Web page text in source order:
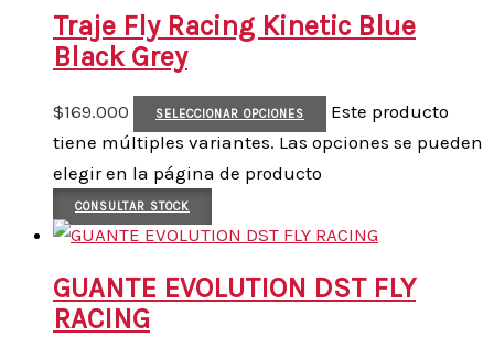
Traje Fly Racing Kinetic Blue
Black Grey
$169.000 SELECCIONAR OPCIONES
Este producto
tiene múltiples variantes. Las opciones se pueden
elegir en la página de producto
CONSULTAR STOCK
GUANTE EVOLUTION DST FLY
RACING